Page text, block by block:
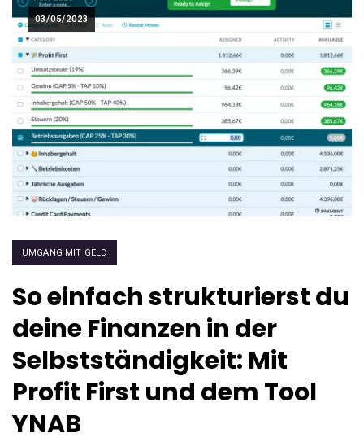
03/05/2023
UMGANG MIT GELD
So einfach strukturierst du
deine Finanzen in der
Selbstständigkeit: Mit
Profit First und dem Tool
YNAB